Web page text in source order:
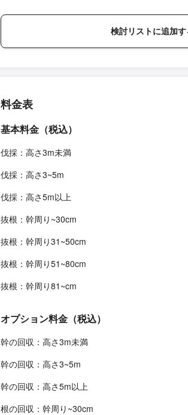
検討リストに追加す
料金表
基本料金（税込）
伐採：高さ3m未満
伐採：高さ3~5m
伐採：高さ5m以上
抜根：幹周り~30cm
抜根：幹周り31~50cm
抜根：幹周り51~80cm
抜根：幹周り81~cm
オプション料金（税込）
幹の回収：高さ3m未満
幹の回収：高さ3~5m
幹の回収：高さ5m以上
根の回収：幹周り~30cm